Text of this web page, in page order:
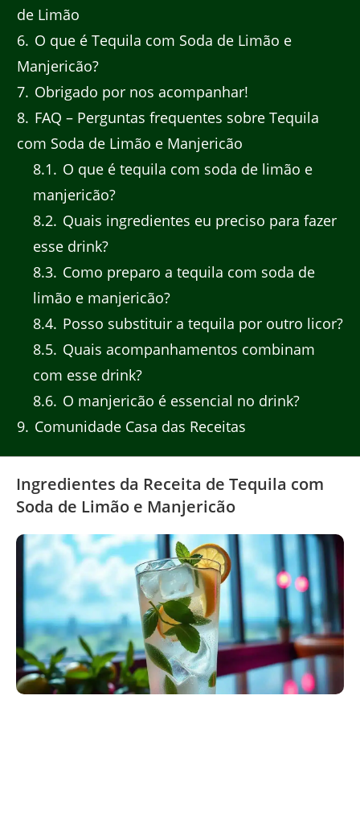
de Limão
6 O que é Tequila com Soda de Limão e
Manjericão?
7 Obrigado por nos acompanhar!
8 FAQ – Perguntas frequentes sobre Tequila
com Soda de Limão e Manjericão
8.1
O que é tequila com soda de limão e
manjericão?
8.2 Quais ingredientes eu preciso para fazer
esse drink?
8.3 Como preparo a tequila com soda de
limão e manjericão?
8.4 Posso substituir a tequila por outro licor?
8.5 Quais acompanhamentos combinam
com esse drink?
8.6 O manjericão é essencial no drink?
9 Comunidade Casa das Receitas
Ingredientes da Receita de Tequila com
Soda de Limão e Manjericão